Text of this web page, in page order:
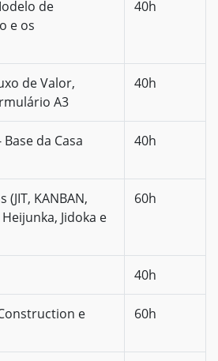
de
e os
40h
de Valor,
A3
40h
da Casa
40h
KANBAN,
Heijunka, Jidoka e
60h
40h
e
60h